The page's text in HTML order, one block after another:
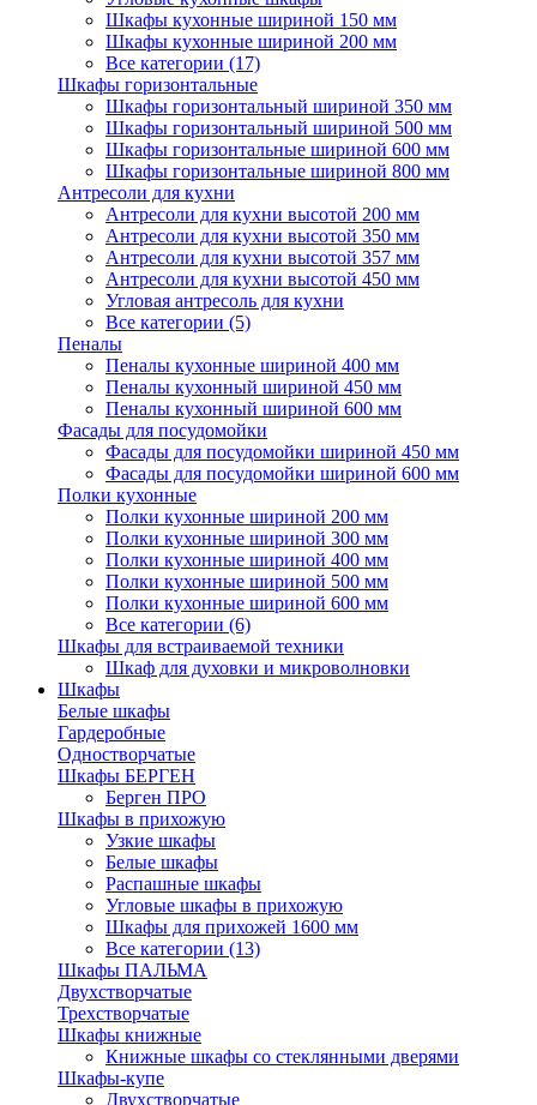
Шкафы кухонные шириной 150 мм
Шкафы кухонные шириной 200 мм
Все категории (17)
Шкафы горизонтальные
Шкафы горизонтальный шириной 350 мм
Шкафы горизонтальный шириной 500 мм
Шкафы горизонтальные шириной 600 мм
Шкафы горизонтальные шириной 800 мм
Антресоли для кухни
Антресоли для кухни высотой 200 мм
Антресоли для кухни высотой 350 мм
Антресоли для кухни высотой 357 мм
Антресоли для кухни высотой 450 мм
Угловая антресоль для кухни
Все категории (5)
Пеналы
Пеналы кухонные шириной 400 мм
Пеналы кухонный шириной 450 мм
Пеналы кухонный шириной 600 мм
Фасады для посудомойки
Фасады для посудомойки шириной 450 мм
Фасады для посудомойки шириной 600 мм
Полки кухонные
Полки кухонные шириной 200 мм
Полки кухонные шириной 300 мм
Полки кухонные шириной 400 мм
Полки кухонные шириной 500 мм
Полки кухонные шириной 600 мм
Все категории (6)
Шкафы для встраиваемой техники
Шкаф для духовки и микроволновки
Шкафы
Белые шкафы
Гардеробные
Одностворчатые
Шкафы БЕРГЕН
Берген ПРО
Шкафы в прихожую
Узкие шкафы
Белые шкафы
Распашные шкафы
Угловые шкафы в прихожую
Шкафы для прихожей 1600 мм
Все категории (13)
Шкафы ПАЛЬМА
Двухстворчатые
Трехстворчатые
Шкафы книжные
Книжные шкафы со стеклянными дверями
Шкафы-купе
Двухстворчатые